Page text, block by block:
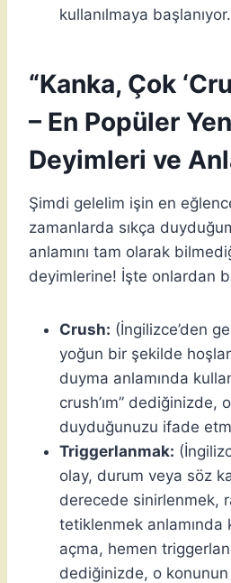
kullanılmaya başlanıyor.
“Kanka, Çok
– En Popüler
Deyimleri ve
Şimdi gelelim işin en
zamanlarda sıkça
anlamını tam olarak
deyimlerine! İşte onlardan
Crush: (İngilizce’den
yoğun bir şekilde
duyma anlamında
crush’ım” dediğinizde,
duyduğunuzu ifade
Triggerlanmak:
olay, durum veya söz
derecede sinirlenmek,
tetiklenmek anlamında
açma, hemen
dediğinizde, o konunun